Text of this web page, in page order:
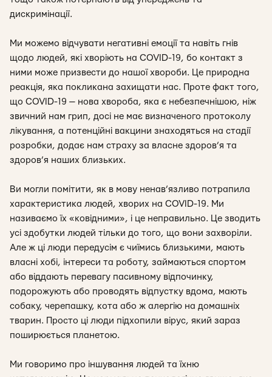
дискримінації.
Ми можемо відчувати негативні емоції та навіть гнів
щодо людей, які хворіють на COVID-19, бо контакт з
ними може призвести до нашої хвороби. Це природна
реакція, яка покликана захищати нас. Проте факт того,
що COVID-19 — нова хвороба, яка є небезпечнішою, ніж
звичний нам грип, досі не має визначеного протоколу
лікування, а потенційні вакцини знаходяться на стадії
розробки, додає нам страху за власне здоров’я та
здоров’я наших близьких.
Ви могли помітити, як в мову ненав’язливо потрапила
характеристика людей, хворих на COVID-19. Ми
називаємо їх «ковідними», і це неправильно. Це зводить
усі здобутки людей тільки до того, що вони захворіли.
Але ж ці люди передусім є чиїмись близькими, мають
власні хобі, інтереси та роботу, займаються спортом
або віддають перевагу пасивному відпочинку,
подорожують або проводять відпустку вдома, мають
собаку, черепашку, кота або ж алергію на домашніх
тварин. Просто ці люди підхопили вірус, який зараз
поширюється планетою.
Ми говоримо про іншування людей та їхню